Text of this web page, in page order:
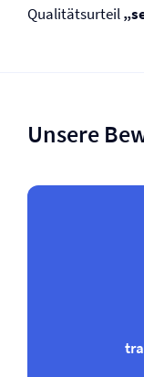
Qualitätsurteil
Unsere